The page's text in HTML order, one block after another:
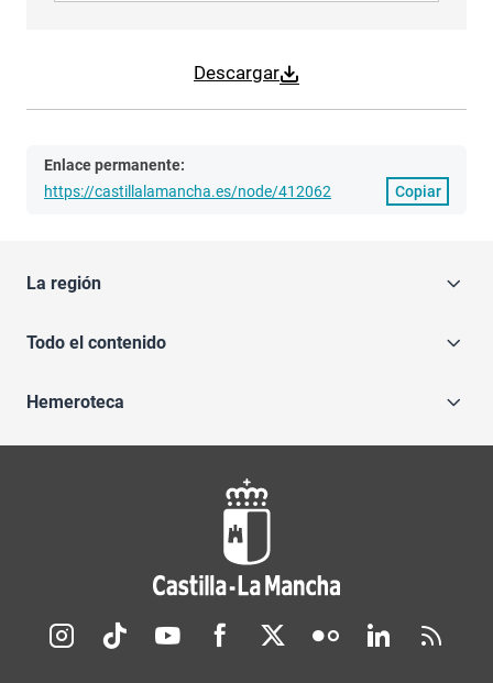
Descargar
Enlace permanente:
https://castillalamancha.es/node/412062
Copiar
La región
Todo el contenido
Hemeroteca
Redes sociales JCCM